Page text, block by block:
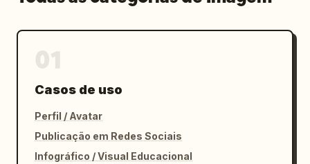
Casos de uso
Perfil / Avatar
Publicação em Redes Sociais
Infográfico / Visual Educacional